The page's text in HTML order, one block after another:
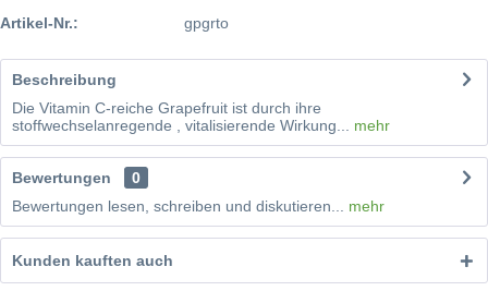
Artikel-Nr.: gpgrto
Beschreibung
Die Vitamin C-reiche Grapefruit ist durch ihre
stoffwechselanregende , vitalisierende Wirkung... mehr
Bewertungen
0
Bewertungen lesen, schreiben und diskutieren... mehr
Kunden kauften auch